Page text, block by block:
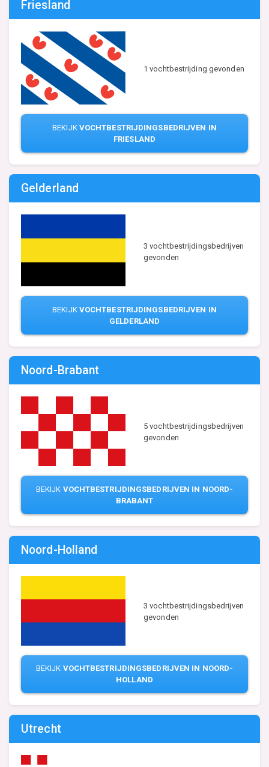
Friesland
1 vochtbestrijding gevonden
BEKIJK VOCHTBESTRIJDINGSBEDRIJVEN IN
FRIESLAND
Gelderland
3 vochtbestrijdingsbedrijven
gevonden
BEKIJK VOCHTBESTRIJDINGSBEDRIJVEN IN
GELDERLAND
Noord-Brabant
5 vochtbestrijdingsbedrijven
gevonden
BEKIJK VOCHTBESTRIJDINGSBEDRIJVEN IN NOORD-
BRABANT
Noord-Holland
3 vochtbestrijdingsbedrijven
gevonden
BEKIJK VOCHTBESTRIJDINGSBEDRIJVEN IN NOORD-
HOLLAND
Utrecht